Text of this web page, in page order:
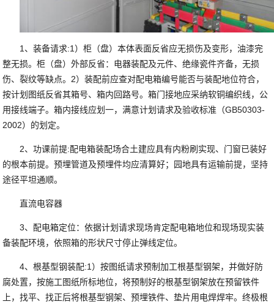
1、装备请求:1）柜（盘）本体表面反省应无损伤及变形，油漆完
整无损。柜（盘）外部反省：电器装配及元件、绝缘瓷件齐备，无损
伤、裂纹等缺点。2）装配前应查对配电箱编号能否与装配地位符合，
按计划图纸反省其箱号、箱内回路号。箱门接地应采纳软铜编织线，公
用接线端子。箱内接线应划一，满意计划请求及验收标准（GB50303-
2002）的划定。
2、功课前提:配电箱装配场合土建应具有内粉刷实现、门窗已装好
的根本前提。预埋管道及预埋件均应清算好；园地具有运输前提，坚持
途径平坦通顺。
直流电容器
3、配电箱定位：依据计划请求现场肯定配电箱地位和现场现实装
备装配环境，依照箱的形状尺寸停止弹线定位。
4、根基型钢装配:1）按图纸请求预制加工根基型钢架，并做好防
腐处置，按施工图纸所标地位，将预制好的根基型钢架放在预留铁件
上，找平、找正后将根基型钢架、预埋铁件、垫片用电焊焊牢。终极根